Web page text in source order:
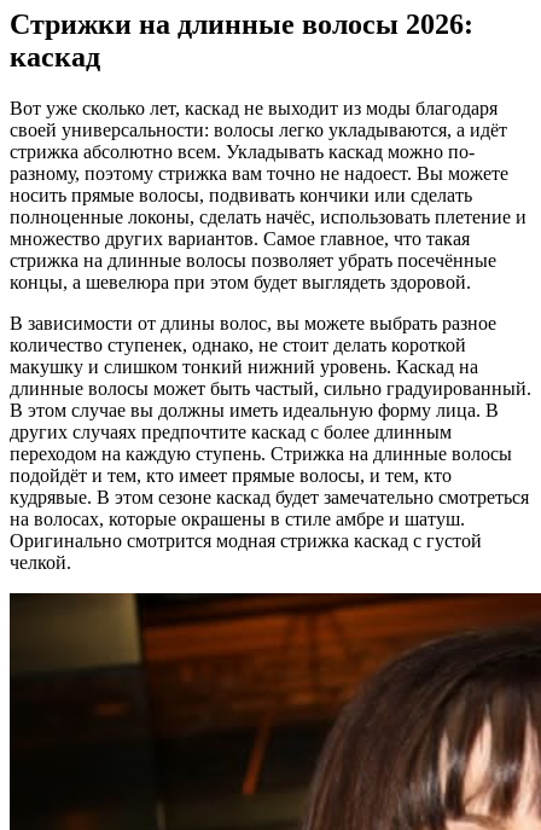
Стрижки на длинные волосы 2026:
каскад
Вот уже сколько лет, каскад не выходит из моды благодаря
своей универсальности: волосы легко укладываются, а идёт
стрижка абсолютно всем. Укладывать каскад можно по-
разному, поэтому стрижка вам точно не надоест. Вы можете
носить прямые волосы, подвивать кончики или сделать
полноценные локоны, сделать начёс, использовать плетение и
множество других вариантов. Самое главное, что такая
стрижка на длинные волосы позволяет убрать посечённые
концы, а шевелюра при этом будет выглядеть здоровой.
В зависимости от длины волос, вы можете выбрать разное
количество ступенек, однако, не стоит делать короткой
макушку и слишком тонкий нижний уровень. Каскад на
длинные волосы может быть частый, сильно градуированный.
В этом случае вы должны иметь идеальную форму лица. В
других случаях предпочтите каскад с более длинным
переходом на каждую ступень. Стрижка на длинные волосы
подойдёт и тем, кто имеет прямые волосы, и тем, кто
кудрявые. В этом сезоне каскад будет замечательно смотреться
на волосах, которые окрашены в стиле амбре и шатуш.
Оригинально смотрится модная стрижка каскад с густой
челкой.